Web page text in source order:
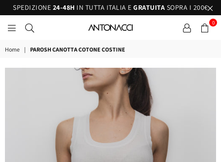
SPEDIZIONE 24-48H IN TUTTA ITALIA EGRATUITA SOPRA I 200€
ANTONACCI
0
Home | PAROSH CANOTTA COTONE COSTINE